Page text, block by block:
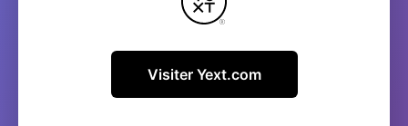
Visiter Yext.com